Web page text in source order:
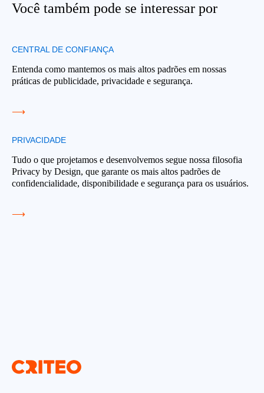
Você também pode se interessar por
CENTRAL DE CONFIANÇA
Entenda como mantemos os mais altos padrões em nossas
práticas de publicidade, privacidade e segurança.
⟶
PRIVACIDADE
Tudo o que projetamos e desenvolvemos segue nossa filosofia
Privacy by Design, que garante os mais altos padrões de
confidencialidade, disponibilidade e segurança para os usuários.
⟶